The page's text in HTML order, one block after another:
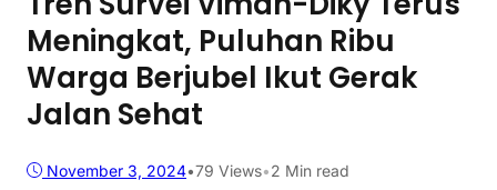
Meningkat, Puluhan Ribu
Warga Berjubel Ikut Gerak
Jalan Sehat
November 3, 2024•79 Views•2 Min read